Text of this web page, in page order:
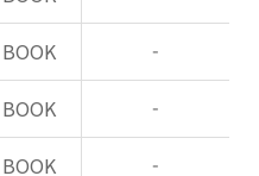
BOOK -
BOOK -
BOOK -